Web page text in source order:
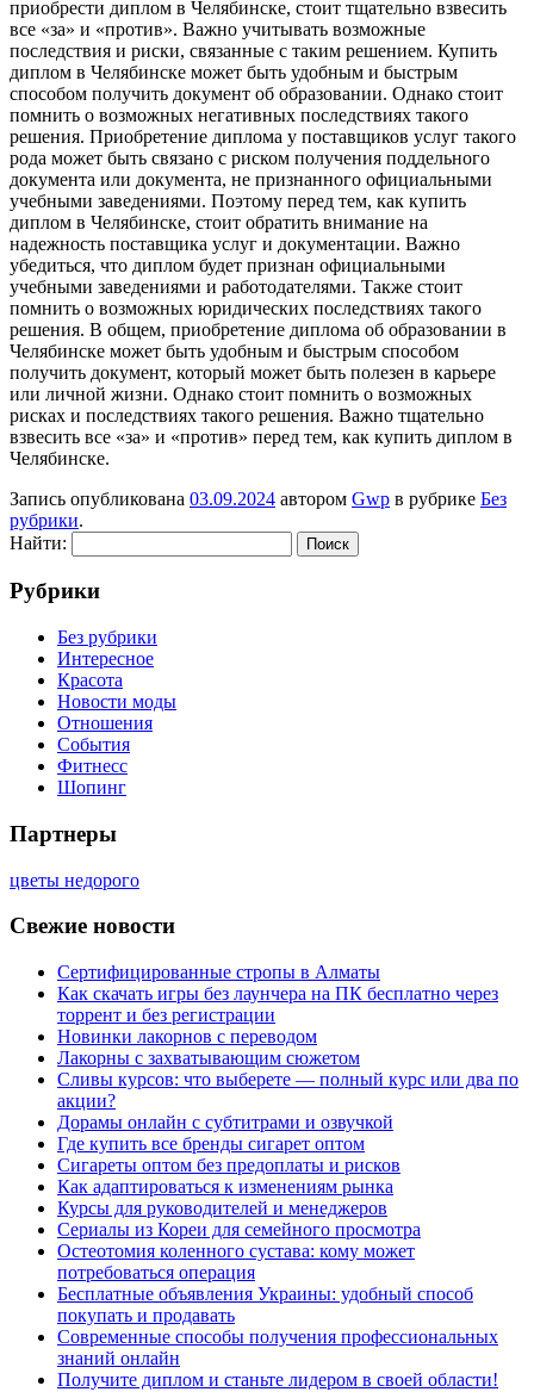
приобрести диплом в Челябинске, стоит тщательно взвесить
все «за» и «против». Важно учитывать возможные
последствия и риски, связанные с таким решением. Купить
диплом в Челябинске может быть удобным и быстрым
способом получить документ об образовании. Однако стоит
помнить о возможных негативных последствиях такого
решения. Приобретение диплома у поставщиков услуг такого
рода может быть связано с риском получения поддельного
документа или документа, не признанного официальными
учебными заведениями. Поэтому перед тем, как купить
диплом в Челябинске, стоит обратить внимание на
надежность поставщика услуг и документации. Важно
убедиться, что диплом будет признан официальными
учебными заведениями и работодателями. Также стоит
помнить о возможных юридических последствиях такого
решения. В общем, приобретение диплома об образовании в
Челябинске может быть удобным и быстрым способом
получить документ, который может быть полезен в карьере
или личной жизни. Однако стоит помнить о возможных
рисках и последствиях такого решения. Важно тщательно
взвесить все «за» и «против» перед тем, как купить диплом в
Челябинске.
Запись опубликована 03.09.2024 автором Gwp в рубрике Без
рубрики.
Найти:
Рубрики
Без рубрики
Интересное
Красота
Новости моды
Отношения
События
Фитнесс
Шопинг
Партнеры
цветы недорого
Свежие новости
Сертифицированные стропы в Алматы
Как скачать игры без лаунчера на ПК бесплатно через
торрент и без регистрации
Новинки лакорнов с переводом
Лакорны с захватывающим сюжетом
Сливы курсов: что выберете — полный курс или два по
акции?
Дорамы онлайн с субтитрами и озвучкой
Где купить все бренды сигарет оптом
Сигареты оптом без предоплаты и рисков
Как адаптироваться к изменениям рынка
Курсы для руководителей и менеджеров
Сериалы из Кореи для семейного просмотра
Остеотомия коленного сустава: кому может
потребоваться операция
Бесплатные объявления Украины: удобный способ
покупать и продавать
Современные способы получения профессиональных
знаний онлайн
Получите диплом и станьте лидером в своей области!